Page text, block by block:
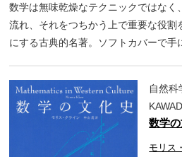
数学は無味乾燥なテクニックではなく
流れ、それをつちかう上で重要な役割
にする古典的名著。ソフトカバーで手
自然科
数学
モリス